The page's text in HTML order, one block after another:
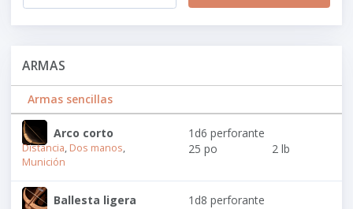
ARMAS
Armas sencillas
Arco corto 1d6 perforante
Distancia, Dos manos,
Munición
25 po 2 lb
Ballesta ligera 1d8 perforante